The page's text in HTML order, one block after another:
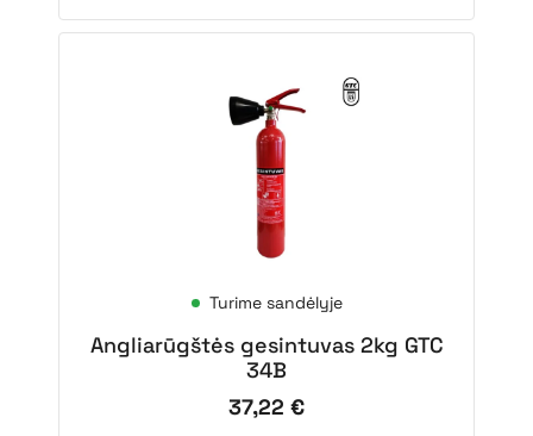
Turime sandėlyje
Angliarūgštės gesintuvas 2kg GTC
34B
37,22 €